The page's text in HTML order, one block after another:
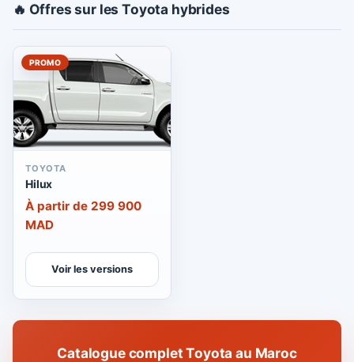
🔥 Offres sur les Toyota hybrides
PROMO
TOYOTA
Hilux
À partir de 299 900
MAD
Voir les versions
Catalogue complet Toyota au Maroc